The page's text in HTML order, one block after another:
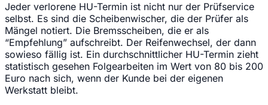
Jeder verlorene HU-Termin ist nicht nur der Prüfservice
selbst. Es sind die Scheibenwischer, die der Prüfer als
Mängel notiert. Die Bremsscheiben, die er als
“Empfehlung” aufschreibt. Der Reifenwechsel, der dann
sowieso fällig ist. Ein durchschnittlicher HU-Termin zieht
statistisch gesehen Folgearbeiten im Wert von 80 bis 200
Euro nach sich, wenn der Kunde bei der eigenen
Werkstatt bleibt.